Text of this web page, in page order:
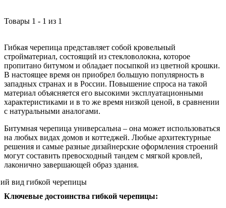
Товары 1 - 1 из 1
Гибкая черепица представляет собой кровельный
стройматериал, состоящий из стекловолокна, которое
пропитано битумом и обладает посыпкой из цветной крошки.
В настоящее время он приобрел большую популярность в
западных странах и в России. Повышение спроса на такой
материал объясняется его высокими эксплуатационными
характеристиками и в то же время низкой ценой, в сравнении
с натуральными аналогами.
Битумная черепица универсальна – она может использоваться
на любых видах домов и коттеджей. Любые архитектурные
решения и самые разные дизайнерские оформления строений
могут составить превосходный тандем с мягкой кровлей,
лаконично завершающей образ здания.
Ключевые достоинства гибкой черепицы: